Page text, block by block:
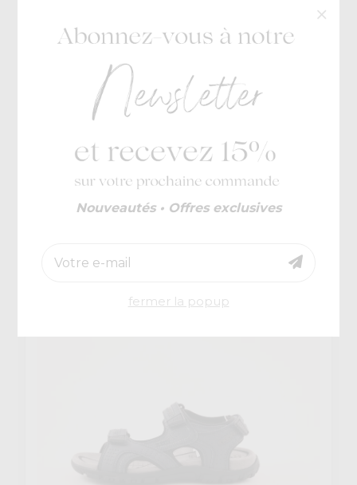
€ 89,95
Nouveautés • Offres exclusives
fermer la popup